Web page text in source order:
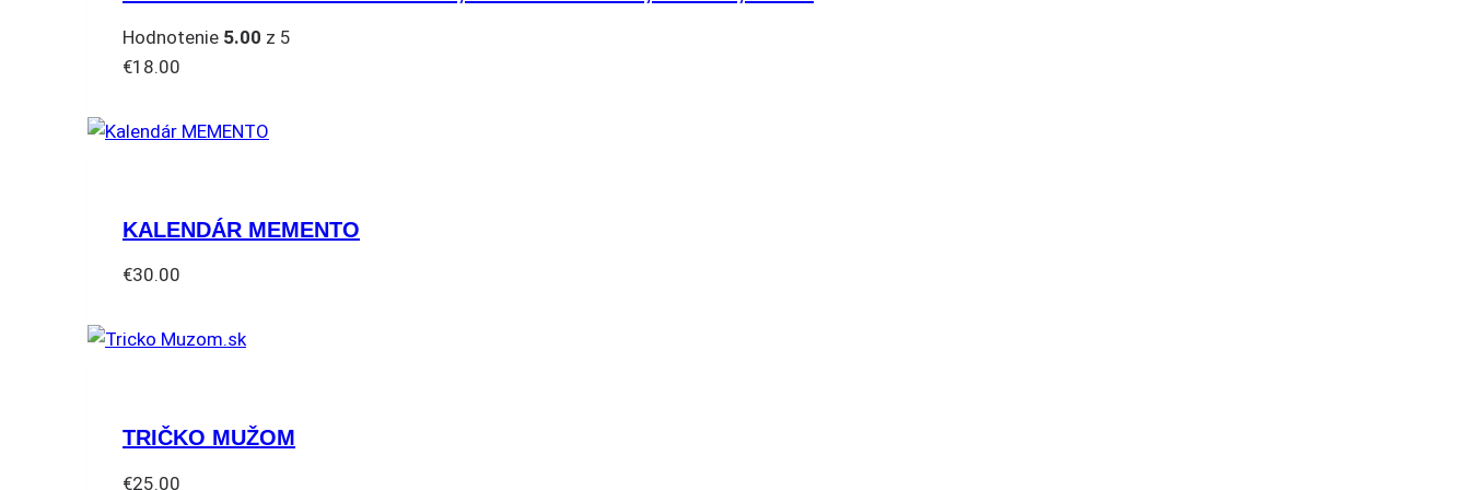
Hodnotenie 5.00 z 5
€18.00
KALENDÁR MEMENTO
€30.00
TRIČKO MUŽOM
€25.00